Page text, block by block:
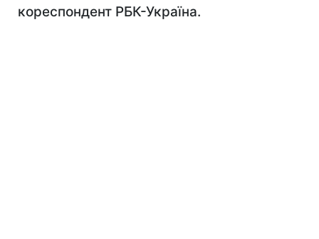
кореспондент РБК-Україна.